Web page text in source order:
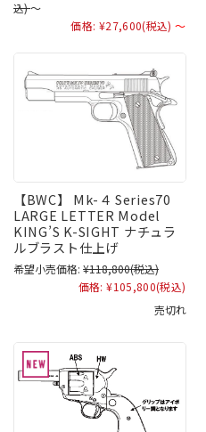
込)～
価格: ¥27,600(税込) ～
【BWC】 Mk-４ Series70
LARGE LETTER Model
KING’S K-SIGHT ナチュラ
ルブラスト仕上げ
希望小売価格: ¥118,800(税込)
価格: ¥105,800(税込)
売切れ